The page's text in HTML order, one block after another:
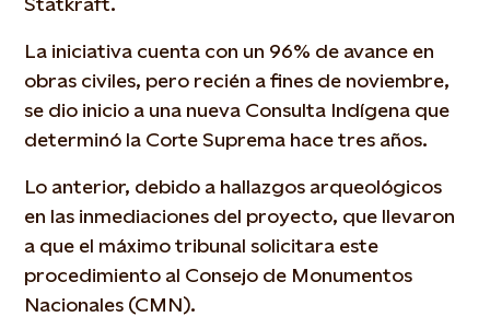
La iniciativa cuenta con un 96% de avance en
obras civiles, pero recién a fines de noviembre,
se dio inicio a una nueva Consulta Indígena que
determinó la Corte Suprema hace tres años.
Lo anterior, debido a hallazgos arqueológicos
en las inmediaciones del proyecto, que llevaron
a que el máximo tribunal solicitara este
procedimiento al Consejo de Monumentos
Nacionales (CMN).